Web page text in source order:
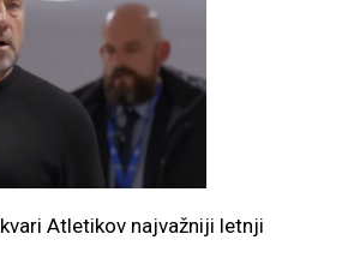
Atletikov najvažniji letnji